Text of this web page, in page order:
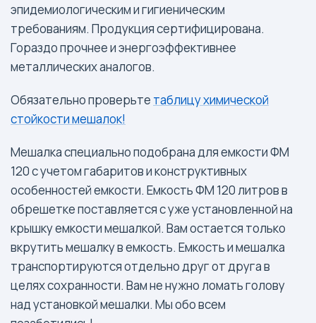
эпидемиологическим и гигиеническим
требованиям. Продукция сертифицирована.
Гораздо прочнее и энергоэффективнее
металлических аналогов.
Обязательно проверьте таблицу химической
стойкости мешалок!
Мешалка специально подобрана для емкости ФМ
120 с учетом габаритов и конструктивных
особенностей емкости. Емкость ФМ 120 литров в
обрешетке поставляется с уже установленной на
крышку емкости мешалкой. Вам остается только
вкрутить мешалку в емкость. Емкость и мешалка
транспортируются отдельно друг от друга в
целях сохранности. Вам не нужно ломать голову
над установкой мешалки. Мы обо всем